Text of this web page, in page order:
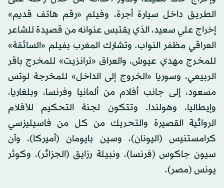
الطريق داخل سيارة أجرة، وفيلم «رقم هاتف قديم»
إخراج علي سعيد، الذي يقتبس عنوانه من قصيدة للشاعر
العراقي مظفر النواب. وتشارك المغرب بفيلم «السائقة»
للمخرج مهدي عيوش، والعراق «ترانزيت» للمخرج باقر
الربيعي، وسوريا «الخروج إلى الداخل» للمخرجة لوتس
مسعود، إلى جانب أفلام من ألمانيا وفرنسا، وبلغاريا،
وإيطاليا، وهولندا. وتتكون لجنة التحكيم للأفلام
الروائية القصيرة والتحريك من كل من فاسيليزسي
كرامستنيس (اليونان)، وسين بايومان (أميركا)، وآن
سيون جاكوس (فرنسا)، ونبيلة رزايق (الجزائر)، وكوثر
يونس (مصر).